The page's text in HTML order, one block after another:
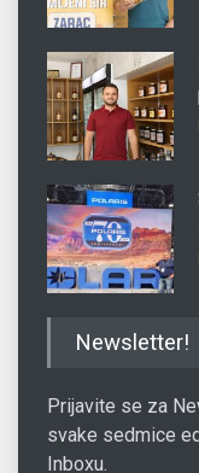
Newsletter!
Prijavite se za
svake sedmice
Inboxu.